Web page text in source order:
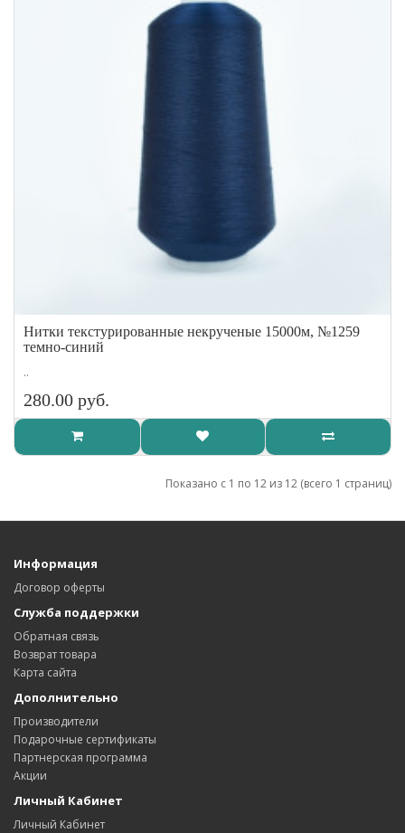
Нитки текстурированные некрученые 15000м, №1259
темно-синий
..
280.00 руб.
Показано с 1 по 12 из 12 (всего 1 страниц)
Информация
Договор оферты
Служба поддержки
Обратная связь
Возврат товара
Карта сайта
Дополнительно
Производители
Подарочные сертификаты
Партнерская программа
Акции
Личный Кабинет
Личный Кабинет